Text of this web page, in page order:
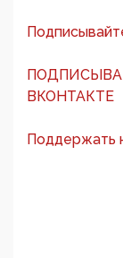
ВКОНТАКТЕ
Поддержать